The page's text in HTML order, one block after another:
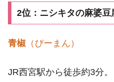
2位：ニシキタの麻婆豆
青椒 （ぴーまん）
JR西宮駅から徒歩約3分。